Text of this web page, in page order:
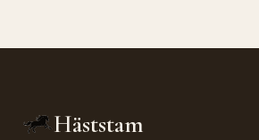
Häststam